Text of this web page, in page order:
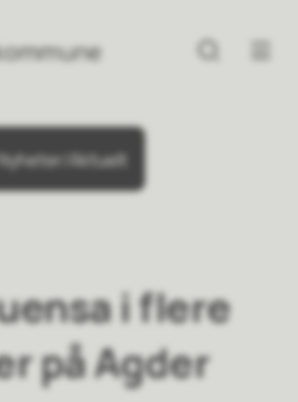
Nyheter/Aktuelt
i flere
på Agder